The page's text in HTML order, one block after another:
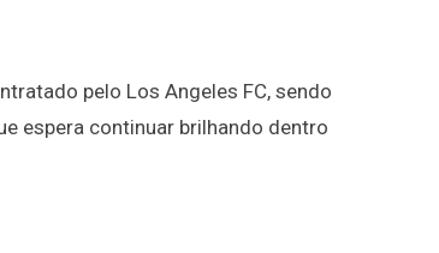
pelo Los Angeles FC, sendo
espera continuar brilhando dentro